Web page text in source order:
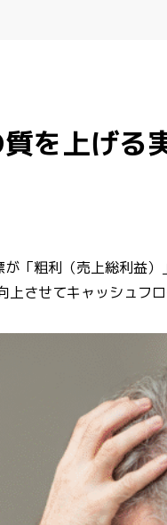
を上げる
「粗利（売上総利益
させてキャッシュフ